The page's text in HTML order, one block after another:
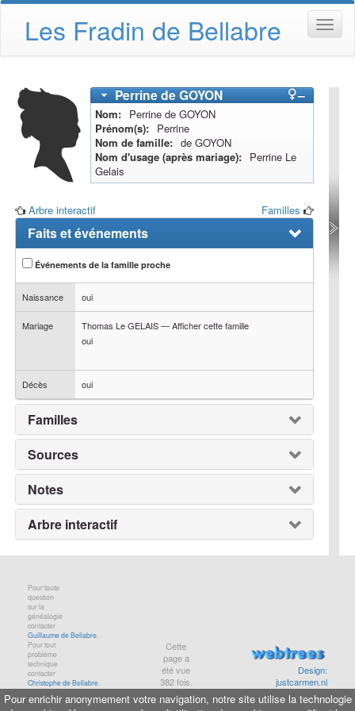
Les Fradin de Bellabre
Perrinede GOYON –
Nom Perrinede GOYON
Prénom(s)
Perrine
Nom de famille
de GOYON
Nom d'usage (après mariage)
Perrine Le
Gelais
Arbre interactif Familles
Faits et événements
Événements de la famille proche
Naissance oui
Mariage ThomasLe GELAIS—Afficher cette famille
oui
Décès oui
Familles
Sources
Notes
Arbre interactif
Pour toute
question
sur la
généalogie
contacter
Guillaume de Bellabre.
Pour tout
problème
technique
contacter
Christophe de Bellabre.
Cette
page a
été vue
382fois.
Design:
justcarmen.nl
Pour enrichir anonymement votre navigation, notre site utilise la technologie